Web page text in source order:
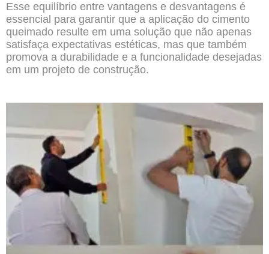
Esse equilíbrio entre vantagens e desvantagens é
essencial para garantir que a aplicação do cimento
queimado resulte em uma solução que não apenas
satisfaça expectativas estéticas, mas que também
promova a durabilidade e a funcionalidade desejadas
em um projeto de construção.